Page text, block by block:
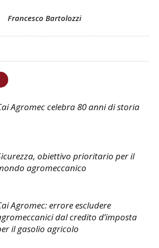
Francesco Bartolozzi
Agromec celebra 80 anni di storia
obiettivo prioritario per il
agromeccanico
Agromec: errore escludere
dal credito d’imposta
il gasolio agricolo